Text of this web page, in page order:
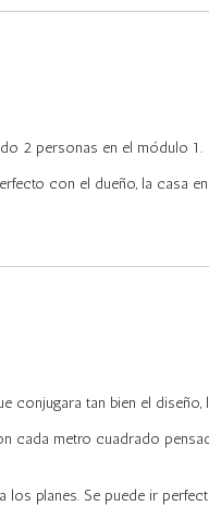
2 personas en el módulo 1.
con el dueño, la casa
conjugara tan bien el
cada metro cuadrado
planes. Se puede ir